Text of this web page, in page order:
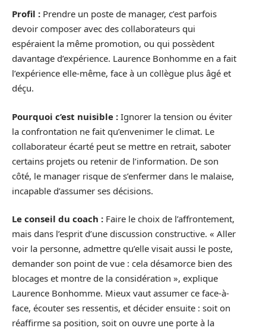
Profil : Prendre un poste de manager, c’est parfois
devoir composer avec des collaborateurs qui
espéraient la même promotion, ou qui possèdent
davantage d’expérience. Laurence Bonhomme en a fait
l’expérience elle-même, face à un collègue plus âgé et
déçu.
Pourquoi c’est nuisible : Ignorer la tension ou éviter
la confrontation ne fait qu’envenimer le climat. Le
collaborateur écarté peut se mettre en retrait, saboter
certains projets ou retenir de l’information. De son
côté, le manager risque de s’enfermer dans le malaise,
incapable d’assumer ses décisions.
Le conseil du coach : Faire le choix de l’affrontement,
mais dans l’esprit d’une discussion constructive. « Aller
voir la personne, admettre qu’elle visait aussi le poste,
demander son point de vue : cela désamorce bien des
blocages et montre de la considération », explique
Laurence Bonhomme. Mieux vaut assumer ce face-à-
face, écouter ses ressentis, et décider ensuite : soit on
réaffirme sa position, soit on ouvre une porte à la